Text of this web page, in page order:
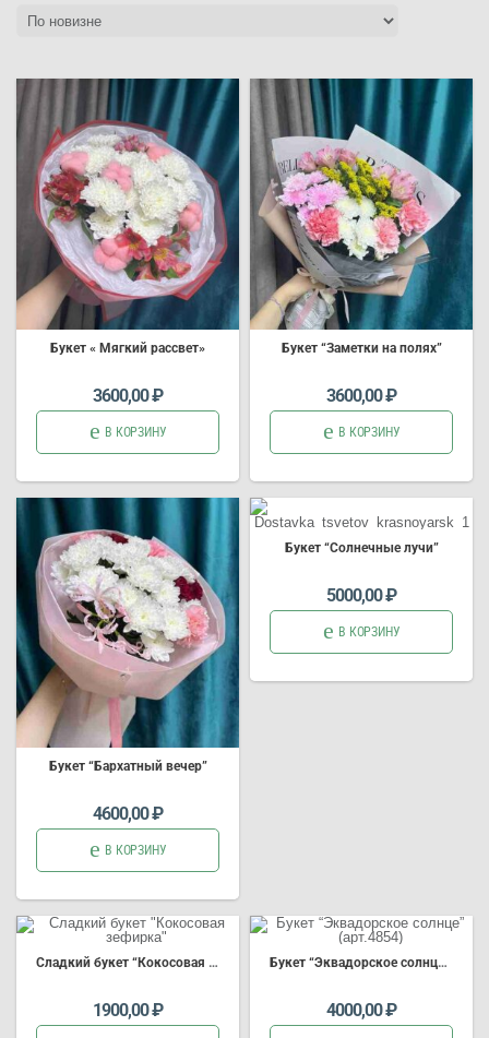
Букет « Мягкий рассвет»
3600,00₽
В КОРЗИНУ
Букет“Заметки на полях”
3600,00₽
В КОРЗИНУ
Букет“Бархатный вечер”
4600,00₽
В КОРЗИНУ
Букет“Солнечные лучи”
5000,00₽
В КОРЗИНУ
Сладкий букет “Кокосовая зефирка”
1900,00₽
Букет “Эквадорское солнце” (арт.4854)
4000,00₽